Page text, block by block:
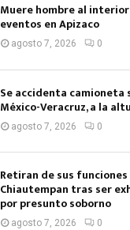
Muere hombre al
eventos en Apizaco
agosto 7, 2026 0
Se accidenta
México-Veracruz, a la
agosto 7, 2026 0
Retiran de sus
Chiautempan tras ser
por presunto soborno
agosto 7, 2026 0